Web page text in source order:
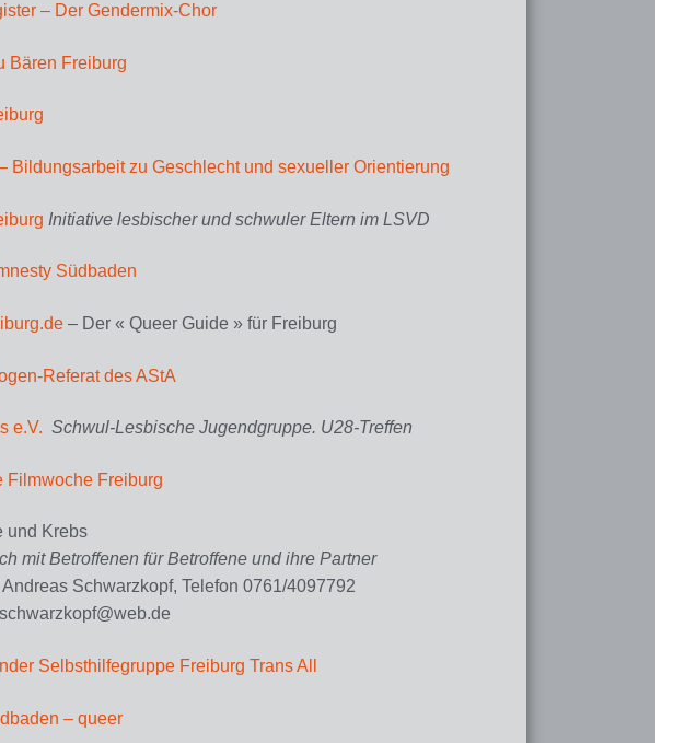
– Der Gendermix-Chor
Bären Freiburg
Bildungsarbeit zu Geschlecht und sexueller Orientierung
Initiative lesbischer und schwuler Eltern im LSVD
Südbaden
– Der « Queer Guide » für Freiburg
Referat des AStA
e.V. Schwul-Lesbische Jugendgruppe. U28-Treffen
Filmwoche Freiburg
und Krebs
mit Betroffenen für Betroffene und ihre Partner
Andreas Schwarzkopf, Telefon 0761/4097792
Selbsthilfegruppe Freiburg Trans All
– queer